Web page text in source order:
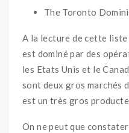
The Toronto
A la lecture de cette liste
est dominé par des
les Etats Unis et le
sont deux gros marchés
est un très gros
On ne peut que